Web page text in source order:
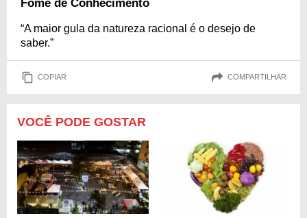
Fome de Conhecimento
“A maior gula da natureza racional é o desejo de
saber.”
COPIAR COMPARTILHAR
VOCÊ PODE GOSTAR